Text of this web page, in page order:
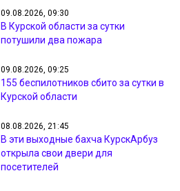
09.08.2026, 09:30
В Курской области за сутки
потушили два пожара
09.08.2026, 09:25
155 беспилотников сбито за сутки в
Курской области
08.08.2026, 21:45
В эти выходные бахча КурскАрбуз
открыла свои двери для
посетителей